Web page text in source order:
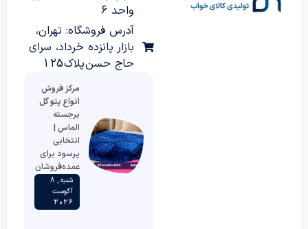
واحد 6
آدرس فروشگاه: تهران،
بازار پانزده خرداد، سرای
حاج حسن پلاک 125
مرکز فروش
انواع پتو گل
برجسته
الماس |
انتخابی
پرسود برای
عمده‌فروشان
شنبه , 8
آگوست
2026